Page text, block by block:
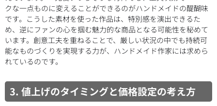
クな一点ものに変えることができるのがハンドメイドの醍醐味
です。こうした素材を使った作品は、特別感を演出できるた
め、逆にファンの心を掴む魅力的な商品となる可能性を秘めて
います。創意工夫を重ねることで、厳しい状況の中でも持続可
能なものづくりを実現する力が、ハンドメイド作家には求めら
れているのです。
3. 値上げのタイミングと価格設定の考え方